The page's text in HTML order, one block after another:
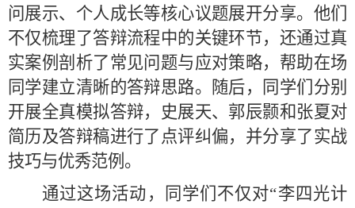
问 展示、个人成长等核心议题展开分享。他们
不仅梳理了答辩流程中的关键环节，还通过真
实案例剖析了常见问题与应对策略，帮助在场
同学建立清晰的答辩思路。
随后，同学们分别
开展全真模拟答辩， 史展天、 郭辰颢和 张夏对
简历及答辩稿进行了点评纠偏， 并分享了实战
技巧与优秀范例 。
通过这场活动 ， 同学们 不仅对“李四光计